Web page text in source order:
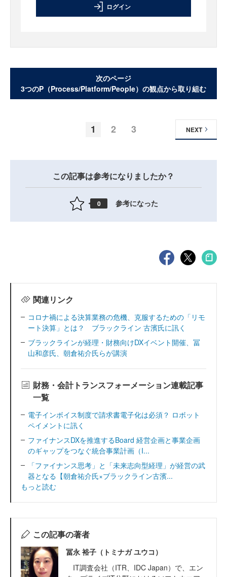
ログイン
次のページ
3つのP（Process/Platform/People）の観点から取り組む
1 2 3 NEXT
この記事は参考になりましたか？
0 参考になった
関連リンク
コロナ禍による決算業務の危機、克服するための「リモ
ート決算」とは？ ブラックライン 古濱氏に訊く
ブラックラインが経理・財務向けDXイベント開催、冨
山和彦氏、朝倉祐介氏らが講演
財務・会計トランスフォーメーション連載記事
一覧
電子インボイス制度で請求書電子化は必須？ ロボット
ペイメントに訊く
ファイナンスDXを推進するBoard 経営企画と事業企画
のギャップをつなぐ統合事業計画（I...
「ファイナンス思考」と「未来志向型経理」が経営の武
器となる【朝倉祐介氏×ブラックライン古濱...
もっと読む
この記事の著者
冨永 裕子（トミナガ ユウコ）
IT調査会社（ITR、IDC Japan）で、エン